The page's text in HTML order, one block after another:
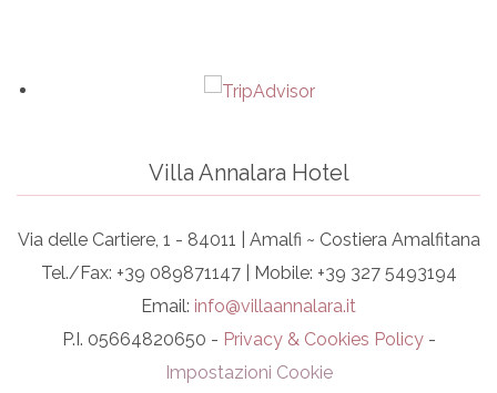
Villa Annalara Hotel
Via delle Cartiere, 1 - 84011 | Amalfi ~ Costiera Amalfitana
Tel./Fax: +39 089871147 | Mobile: +39 327 5493194
Email: info@villaannalara.it
P.I. 05664820650 - Privacy & Cookies Policy-
Impostazioni Cookie